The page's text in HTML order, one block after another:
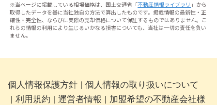
※当ページに掲載している相場価格は、国土交通省「不動産情報ライブラリ 」から
取得したデータを基に当社独自の方法で算出したものです。掲載情報の最新性・正
確性・完全性、ならびに実際の売却価格について保証するものではありません。こ
れらの情報の利用により生じるいかなる損害についても、当社は一切の責任を負い
ません。
個人情報保護方針 個人情報の取り扱いについて
利用規約 運営者情報 加盟希望の不動産会社様